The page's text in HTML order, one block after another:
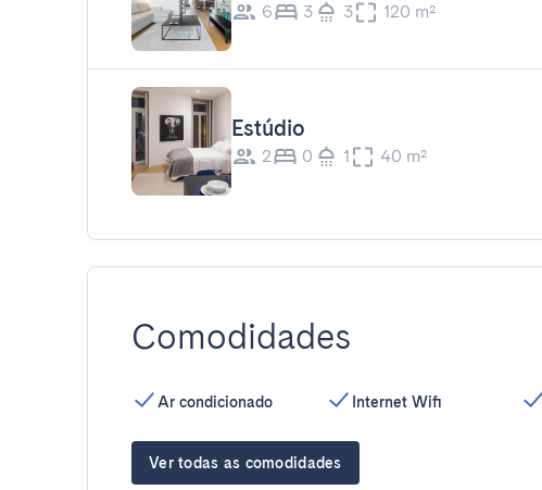
6 3 3 120 m²
Estúdio
2 0 1 40 m²
Comodidades
Ar condicionado Internet Wifi
Ver todas as comodidades